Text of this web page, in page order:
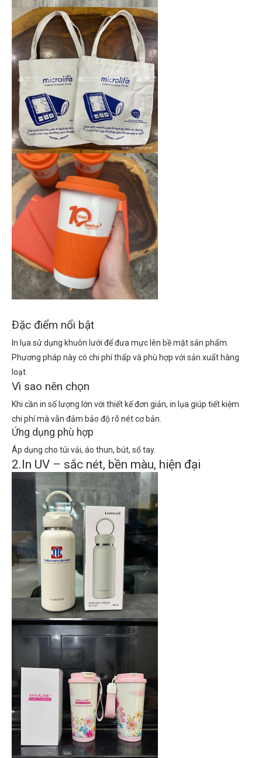
Đặc điểm nổi bật
In lụa sử dụng khuôn lưới để đưa mực lên bề mặt sản phẩm.
Phương pháp này có chi phí thấp và phù hợp với sản xuất hàng
loạt.
Vì sao nên chọn
Khi cần in số lượng lớn với thiết kế đơn giản, in lụa giúp tiết kiệm
chi phí mà vẫn đảm bảo độ rõ nét cơ bản.
Ứng dụng phù hợp
Áp dụng cho túi vải, áo thun, bút, sổ tay.
2.In UV – sắc nét, bền màu, hiện đại